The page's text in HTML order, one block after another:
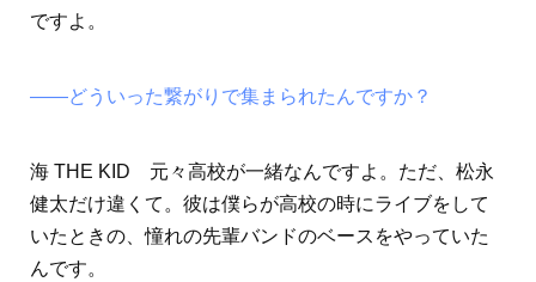
ですよ。
――どういった繋がりで集まられたんですか？
海 THE KID 元々高校が一緒なんですよ。ただ、松永
健太だけ違くて。彼は僕らが高校の時にライブをして
いたときの、憧れの先輩バンドのベースをやっていた
んです。